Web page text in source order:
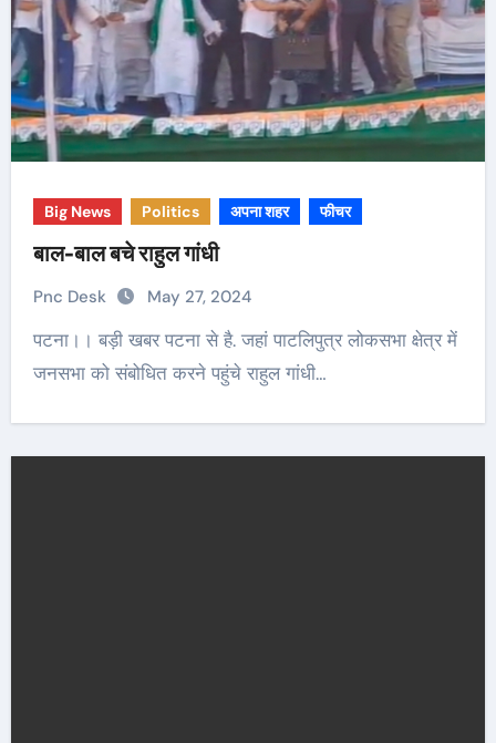
Big News Politics अपना शहर फीचर
बाल-बाल बचे राहुल गांधी
Pnc Desk May 27, 2024
पटना।। बड़ी खबर पटना से है. जहां पाटलिपुत्र लोकसभा क्षेत्र में
जनसभा को संबोधित करने पहुंचे राहुल गांधी…